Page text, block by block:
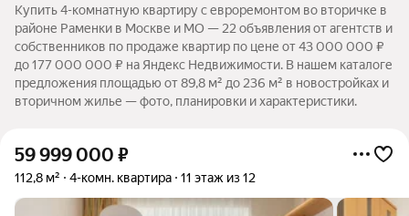
Купить 4-комнатную квартиру с евроремонтом во вторичке в
районе Раменки в Москве и МО — 22 объявления от агентств и
собственников по продаже квартир по цене от 43 000 000 ₽
до 177 000 000 ₽ на Яндекс Недвижимости. В нашем каталоге
предложения площадью от 89,8 м² до 236 м² в новостройках и
вторичном жилье — фото, планировки и характеристики.
59 999 000 ₽
112,8 м² 4-комн. квартира 11 этаж из 12